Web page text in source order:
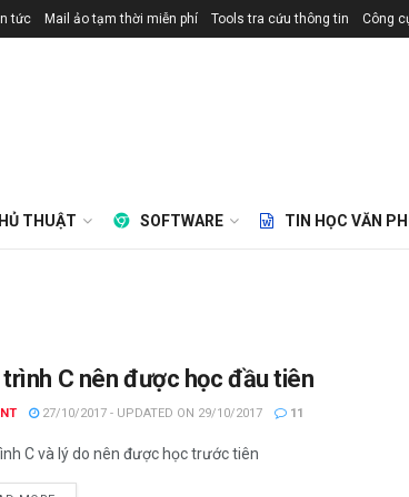
tức Mail ảo tạm thời miễn phí Tools tra cứu thông tin Công
THUẬT SOFTWARE TIN HỌC VĂN
trình C nên được học đầu tiên
27/10/2017 - UPDATED ON 29/10/2017 11
C và lý do nên được học trước tiên